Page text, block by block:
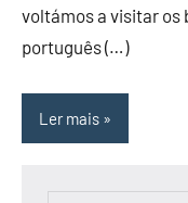
voltámos a visitar os
português (…)
Ler mais